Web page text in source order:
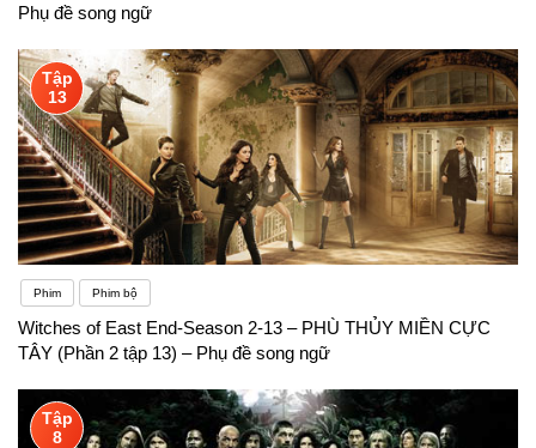
Phụ đề song ngữ
Tập
13
Phim Phim bộ
Witches of East End-Season 2-13 – PHÙ THỦY MIỀN CỰC
TÂY (Phần 2 tập 13) – Phụ đề song ngữ
Tập
8